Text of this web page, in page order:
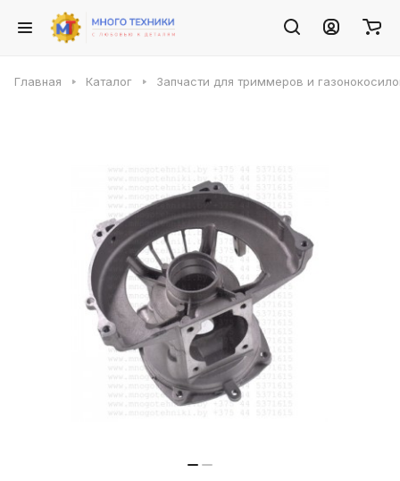
Главная Каталог Запчасти для триммеров и